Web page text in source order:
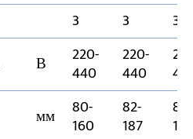
3 3
3
В 220-
440
220-
440
мм 80-
160
82-
187
82-
187